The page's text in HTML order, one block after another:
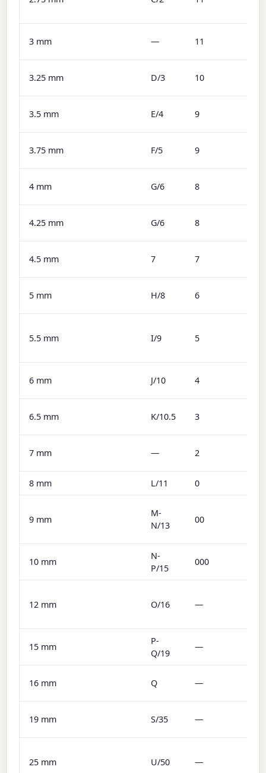
3 mm — 11
3.25 mm D/3 10
3.5 mm E/4 9
3.75 mm F/5 9
4 mm G/6 8
4.25 mm G/6 8
4.5 mm 7 7
5 mm H/8 6
5.5 mm I/9 5
6 mm J/10 4
6.5 mm K/10.5 3
7 mm — 2
8 mm L/11 0
9 mm
M-
N/13
00
10 mm
N-
P/15
000
12 mm O/16 —
15 mm
P-
Q/19
—
16 mm Q —
19 mm S/35 —
25 mm U/50 —